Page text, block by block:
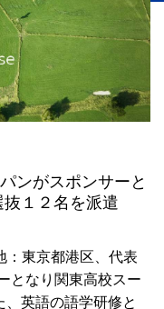
ンがスポンサーと
１２名を派遣
：東京都港区、代表
となり関東高校スー
、英語の語学研修と